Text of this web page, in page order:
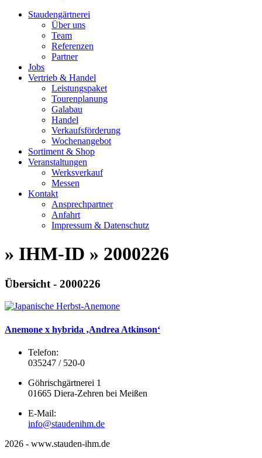
Staudengärtnerei
Über uns
Team
Referenzen
Partner
Jobs
Vertrieb & Handel
Leistungspaket
Tourenplanung
Galabau
Handel
Verkaufsförderung
Wochenangebot
Sortiment & Shop
Veranstaltungen
Werksverkauf
Messen
Kontakt
Ansprechpartner
Anfahrt
Impressum & Datenschutz
» IHM-ID » 2000226
Übersicht - 2000226
Anemone x hybrida ‚Andrea Atkinson‘
Telefon:
035247 / 520-0
Göhrischgärtnerei 1
01665 Diera-Zehren bei Meißen
E-Mail:
info@staudenihm.de
2026 - www.stauden-ihm.de